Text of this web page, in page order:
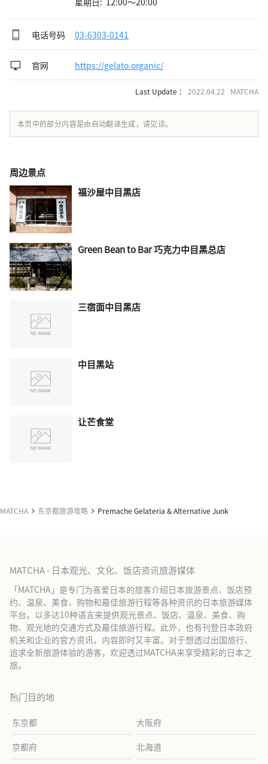
电话号码 03-6303-0141
官网 https://gelato.organic/
Last Update ： 2022.04.22 MATCHA
本页中的部分内容是由自动翻译生成，请见谅。
周边景点
福沙屋中目黑店
Green Bean to Bar 巧克力中目黑总店
三宿面中目黑店
中目黑站
让芒食堂
MATCHA 东京都旅游攻略 Premache Gelateria & Alternative Junk
MATCHA - 日本观光、文化、饭店资讯旅游媒体
「MATCHA」是专门为喜爱日本的旅客介绍日本旅游景点、饭店预
约、温泉、美食、购物和最佳旅游行程等各种资讯的日本旅游媒体
平台。以多达10种语言来提供观光景点、饭店、温泉、美食、购
物、观光地的交通方式及最佳旅游行程。此外，也有刊登日本政府
机关和企业的官方资讯，内容即时又丰富。对于想透过出国旅行、
追求全新旅游体验的游客，欢迎透过MATCHA来享受精彩的日本之
旅。
热门目的地
东京都 大阪府
京都府 北海道